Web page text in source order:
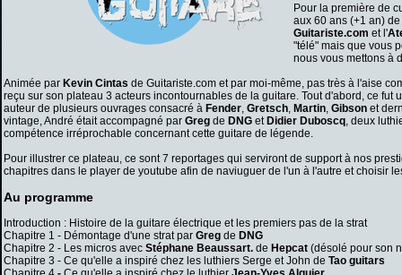
Pour la première de
aux 60 ans (+1 an)
Guitariste.com et l'
"télé" mais que vous
nous vous mettons à
Animée par Kevin Cintas de Guitariste.com et par moi-même, pas très à l'aise
reçu sur son plateau 3 acteurs incontournables de la guitare. Tout d'abord, ce
auteur de plusieurs ouvrages consacré à Fender, Gretsch, Martin, Gibson et
vintage, André était accompagné par Greg de DNG et Didier Duboscq, deux
compétence irréprochable concernant cette guitare de légende.
Pour illustrer ce plateau, ce sont 7 reportages qui serviront de support à nos
chapitres dans le player de youtube afin de naviuguer de l'un à l'autre et choisir
Au programme
Introduction : Histoire de la guitare électrique et les premiers pas de la strat
Chapitre 1 - Démontage d'une strat par Greg de DNG
Chapitre 2 - Les micros avec Stéphane Beaussart. de Hepcat (désolé pour son
Chapitre 3 - Ce qu'elle a inspiré chez les luthiers Serge et John de Tao guitars